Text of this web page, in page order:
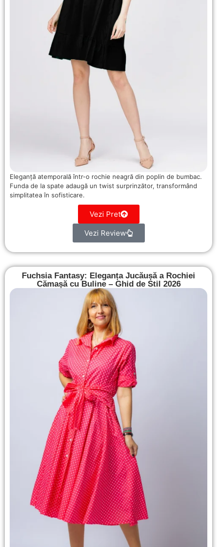
Eleganță atemporală într-o rochie neagră din poplin de bumbac.
Funda de la spate adaugă un twist surprinzător, transformând
simplitatea în sofisticare.
Vezi Pret
Vezi Review
Fuchsia Fantasy: Eleganța Jucăușă a Rochiei
Cămașă cu Buline – Ghid de Stil 2026